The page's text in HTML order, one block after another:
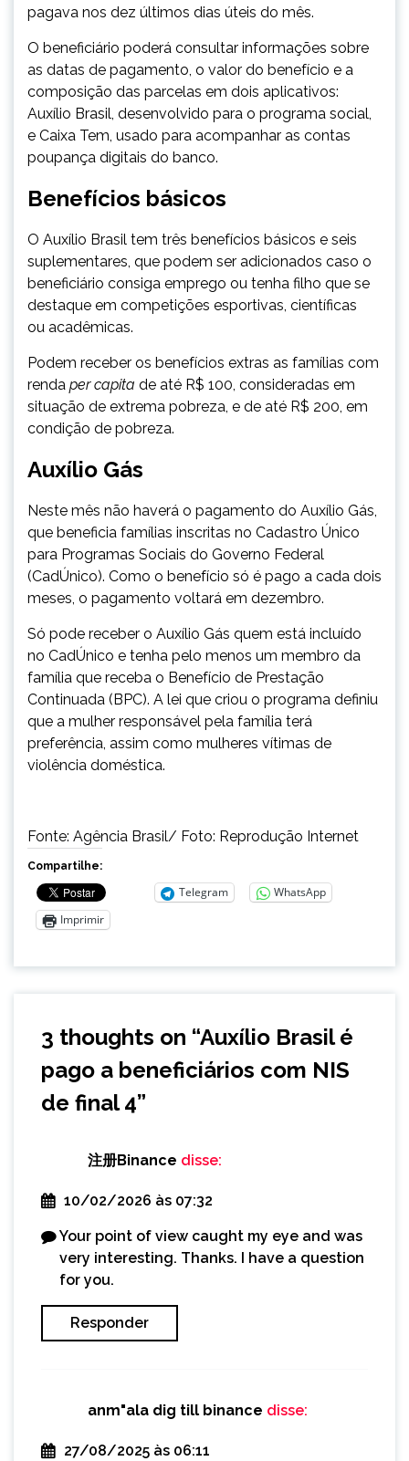
pagava nos dez últimos dias úteis do mês.
O beneficiário poderá consultar informações sobre
as datas de pagamento, o valor do benefício e a
composição das parcelas em dois aplicativos:
Auxílio Brasil, desenvolvido para o programa social,
e Caixa Tem, usado para acompanhar as contas
poupança digitais do banco.
Benefícios básicos
O Auxílio Brasil tem três benefícios básicos e seis
suplementares, que podem ser adicionados caso o
beneficiário consiga emprego ou tenha filho que se
destaque em competições esportivas, científicas
ou acadêmicas.
Podem receber os benefícios extras as famílias com
renda per capita de até R$ 100, consideradas em
situação de extrema pobreza, e de até R$ 200, em
condição de pobreza.
Auxílio Gás
Neste mês não haverá o pagamento do Auxílio Gás,
que beneficia famílias inscritas no Cadastro Único
para Programas Sociais do Governo Federal
(CadÚnico). Como o benefício só é pago a cada dois
meses, o pagamento voltará em dezembro.
Só pode receber o Auxílio Gás quem está incluído
no CadÚnico e tenha pelo menos um membro da
família que receba o Benefício de Prestação
Continuada (BPC). A lei que criou o programa definiu
que a mulher responsável pela família terá
preferência, assim como mulheres vítimas de
violência doméstica.
Fonte: Agência Brasil/ Foto: Reprodução Internet
Compartilhe:
Telegram
WhatsApp
Imprimir
3 thoughts on “Auxílio Brasil é
pago a beneficiários com NIS
de final 4”
注册Binance disse:
10/02/2026 às 07:32
Your point of view caught my eye and was
very interesting. Thanks. I have a question
for you.
Responder
anm"ala dig till binance disse:
27/08/2025 às 06:11